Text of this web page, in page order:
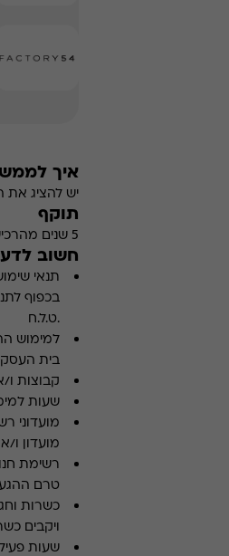
איך
יש להציג
תוקף
5 שנים מהרכישה
חשוב
תנאי
.ט.ל.ח
למימוש
בית העסק
קבוצות ו/
שעות
מועדוני
מועדון ו/
רשימת
טרם
כשרות
ויקבים
שעות